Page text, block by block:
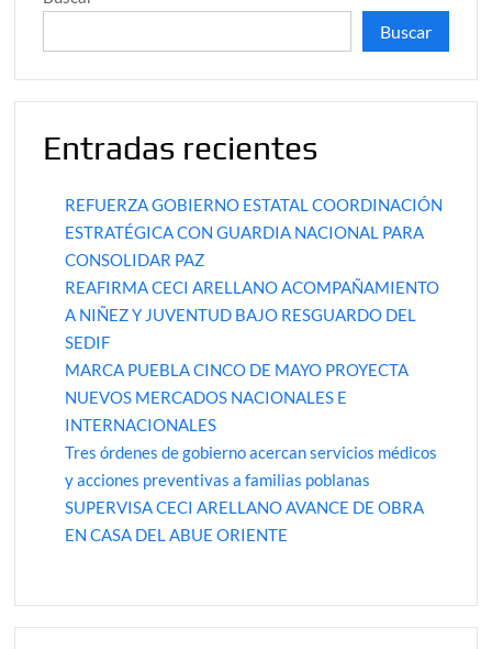
Buscar
Entradas recientes
REFUERZA GOBIERNO ESTATAL COORDINACIÓN
ESTRATÉGICA CON GUARDIA NACIONAL PARA
CONSOLIDAR PAZ
REAFIRMA CECI ARELLANO ACOMPAÑAMIENTO
A NIÑEZ Y JUVENTUD BAJO RESGUARDO DEL
SEDIF
MARCA PUEBLA CINCO DE MAYO PROYECTA
NUEVOS MERCADOS NACIONALES E
INTERNACIONALES
Tres órdenes de gobierno acercan servicios médicos
y acciones preventivas a familias poblanas
SUPERVISA CECI ARELLANO AVANCE DE OBRA
EN CASA DEL ABUE ORIENTE